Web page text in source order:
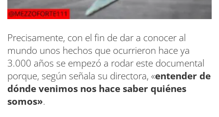
Precisamente, con el fin de dar a conocer al
mundo unos hechos que ocurrieron hace ya
3.000 años se empezó a rodar este documental
porque, según señala su directora, «entender de
dónde venimos nos hace saber quiénes
somos».